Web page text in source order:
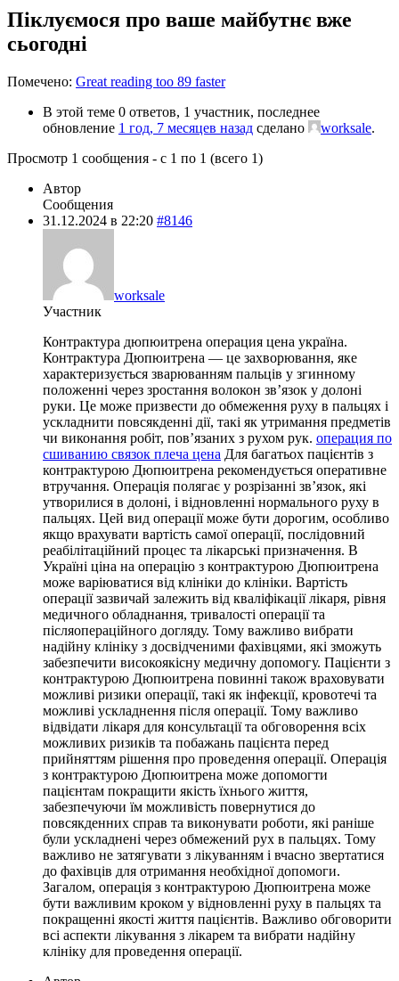
Піклуємося про ваше майбутнє вже
сьогодні
Помечено: Great reading too 89 faster
В этой теме 0 ответов, 1 участник, последнее
обновление 1 год, 7 месяцев назад сделано worksale.
Просмотр 1 сообщения - с 1 по 1 (всего 1)
Автор
Сообщения
31.12.2024 в 22:20 #8146
worksale
Участник
Контрактура дюпюитрена операция цена україна.
Контрактура Дюпюитрена — це захворювання, яке
характеризується зварюванням пальців у згинному
положенні через зростання волокон зв’язок у долоні
руки. Це може призвести до обмеження руху в пальцях і
ускладнити повсякденні дії, такі як утримання предметів
чи виконання робіт, пов’язаних з рухом рук. операция по
сшиванию связок плеча цена Для багатьох пацієнтів з
контрактурою Дюпюитрена рекомендується оперативне
втручання. Операція полягає у розрізанні зв’язок, які
утворилися в долоні, і відновленні нормального руху в
пальцях. Цей вид операції може бути дорогим, особливо
якщо врахувати вартість самої операції, послідовний
реабілітаційний процес та лікарські призначення. В
Україні ціна на операцію з контрактурою Дюпюитрена
може варіюватися від клініки до клініки. Вартість
операції зазвичай залежить від кваліфікації лікаря, рівня
медичного обладнання, тривалості операції та
післяопераційного догляду. Тому важливо вибрати
надійну клініку з досвідченими фахівцями, які зможуть
забезпечити високоякісну медичну допомогу. Пацієнти з
контрактурою Дюпюитрена повинні також враховувати
можливі ризики операції, такі як інфекції, кровотечі та
можливі ускладнення після операції. Тому важливо
відвідати лікаря для консультації та обговорення всіх
можливих ризиків та побажань пацієнта перед
прийняттям рішення про проведення операції. Операція
з контрактурою Дюпюитрена може допомогти
пацієнтам покращити якість їхнього життя,
забезпечуючи їм можливість повернутися до
повсякденних справ та виконувати роботи, які раніше
були ускладнені через обмежений рух в пальцях. Тому
важливо не затягувати з лікуванням і вчасно звертатися
до фахівців для отримання необхідної допомоги.
Загалом, операція з контрактурою Дюпюитрена може
бути важливим кроком у відновленні руху в пальцях та
покращенні якості життя пацієнтів. Важливо обговорити
всі аспекти лікування з лікарем та вибрати надійну
клініку для проведення операції.